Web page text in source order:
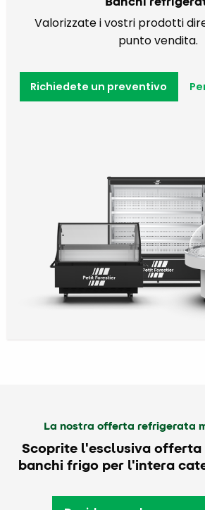
Valorizzate i vostri prodotti
punto vendita.
Richiedete un preventivo
La nostra offerta refrigerata
Scoprite l'esclusiva offerta
banchi frigo per l'intera